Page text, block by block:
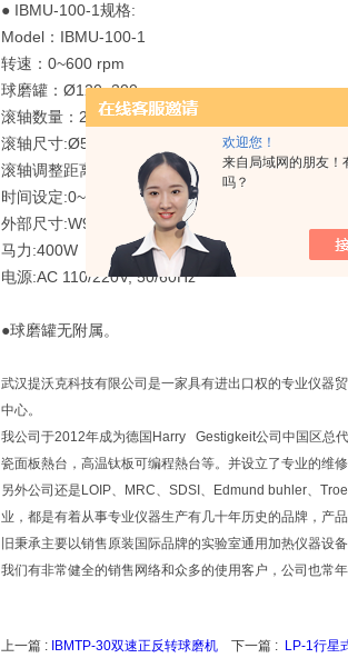
欢迎您！
来自局域网的朋友！
吗？
● IBMU-100-1规格:
Model：IBMU-100-1
转速：0~600 rpm
球磨罐：Ø120~300 mm
滚轴数量：2 Pcs
滚轴尺寸:Ø50 x L650 mm
滚轴调整距离:115~235 mm
时间设定:0~99Hr，59Min
外部尺寸:W970 x L384 x H360 mm
马力:400W
电源:AC 110/220V, 50/60Hz
●球磨罐无附属。
武汉提沃克科技有限公司是一家具有进出口权的专业仪器
中心。
我公司于2012年成为德国Harry Gestigkeit公司中国区总
瓷面板熱台，高温钛板可编程熱台等。并设立了专业的维
另外公司还是LOIP、MRC、SDSI、Edmund buhler、
业，都是有着从事专业仪器生产有几十年历史的品牌，产
旧秉承主要以销售原装国际品牌的实验室通用加热仪器设备
我们有非常健全的销售网络和众多的使用客户，公司也常
上一篇 : IBMTP-30双速正反转球磨机 下一篇 : LP-1行星